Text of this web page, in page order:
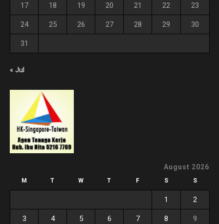
17 18 19 20 21 22 23
24 25 26 27 28 29 30
31
« Jul
August 2026
M T W T F S S
1 2
3 4 5 6 7 8 9